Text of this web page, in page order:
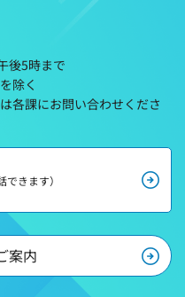
後5時まで
除く
各課にお問い合わせくださ
できます）
案内